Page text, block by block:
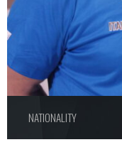
NATIONALITY